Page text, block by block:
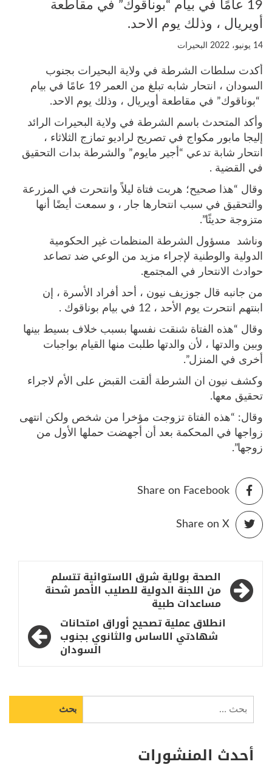
19 عامًا في بيام “بوناقوك” في مقاطعة
أويريال ، وذلك يوم الاحد.
14 يونيو، 2022 البحيرات
أكدت سلطات الشرطة في ولاية البحيرات بجنوب
السودان ، انتحار شابه تبلغ من العمر 19 عامًا في بيام
“بوناقوك” في مقاطعة أويريال ، وذلك يوم الاحد.
وأكد المتحدث باسم الشرطة في ولاية البحيرات الرائد
إليجا مابور مكواج في تصريح لراديو تمازج الثلاثاء ،
انتحار شابة تدعي “أجير مايوم” والشرطة بدات التحقيق
في القضية .
وقال “هذا صحيح؛ هربت فتاة ليلاً وانتحرت في المزرعة
والتحقيق في سبب انتحارها جار ، و سمعت أيضًا أنها
متزوجة حديثًا”.
وناشد مسؤول الشرطة المنظمات غير الحكومية
الدولية والوطنية لإجراء مزيد من الوعي ضد تصاعد
حوادث الانتحار في المجتمع.
من جانبه قال جوزيف نيون ، أحد أفراد الأسرة ، إن
ابنتهم انتحرت يوم الأحد ، 12 في بيام بوناقوك .
وقال “هذه الفتاة شنقت نفسها بسبب خلاف بسيط بينها
وبين والدتها ، لأن والدتها طلبت منها القيام بواجبات
أخرى في المنزل”.
وكشف نيون ان الشرطة ألقت القبض على الأم لاجراء
تحقيق معها.
وقال: “هذه الفتاة تزوجت مؤخرا من شخص ولكن انتهى
زواجها في المحكمة بعد أن أجهضت حملها الأول من
زوجها”.
Share on Facebook
Share on X
تصفّح
المقالات
الصحة بولاية شرق الاستوائية تتسلم
من اللجنة الدولية للصليب الأحمر شحنة
مساعدات طبية
انطلاق عملية تصحيح أوراق امتحانات
شهادتي الاساس والثانوي بجنوب
السودان
عن:
أحدث المنشورات